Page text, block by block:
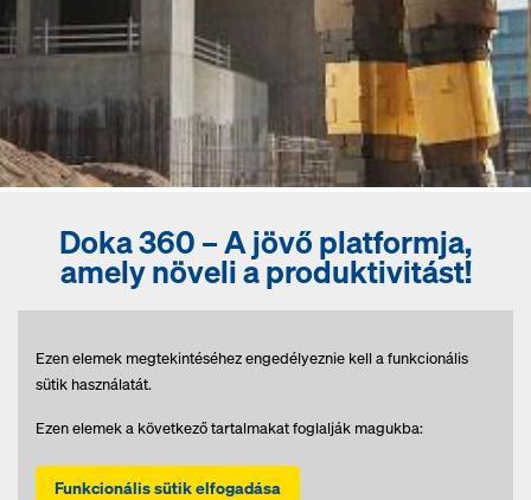
Doka 360 – A jövő platformja,
amely növeli a produktivitást!
Ezen elemek megtekintéséhez engedélyeznie kell a funkcionális
sütik használatát.
Ezen elemek a következő tartalmakat foglalják magukba:
Funkcionális sütik elfogadása